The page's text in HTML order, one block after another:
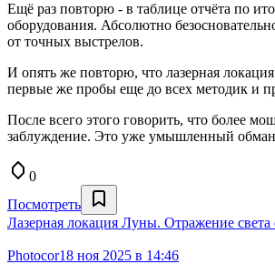
Ещё раз повторю - в таблице отчёта по
оборудования. Абсолютно
от точных выстрелов.
И опять же повторю, что лазерная
первые же пробы еще до всех методик и
После всего этого говорить, что более
заблуждение. Это уже умышленный
0
Посмотреть
Лазерная локация Луны. Отражение света
Photocor18 ноя 2025 в 14:46